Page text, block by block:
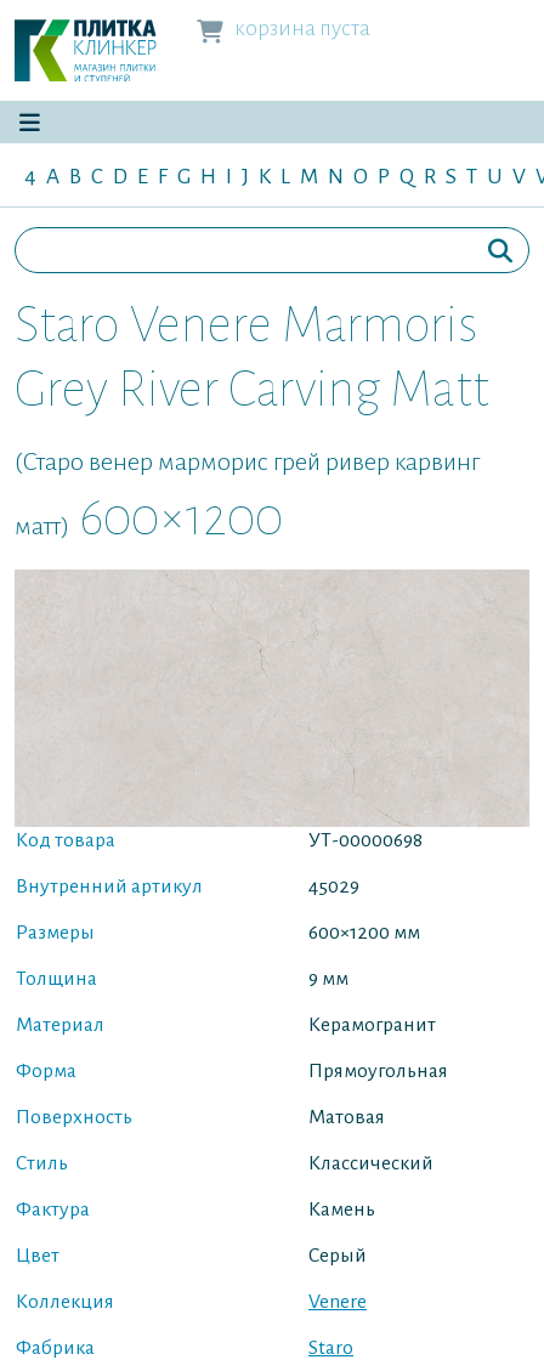
корзина пуста
4 A B C D E F G H I J K L M N O P Q R S T U V
Staro Venere Marmoris
Grey River Carving Matt
(Старо венер марморис грей ривер карвинг
матт) 600×1200
Код товара УТ-00000698
Внутренний артикул 45029
Размеры 600×1200 мм
Толщина 9 мм
Материал Керамогранит
Форма Прямоугольная
Поверхность Матовая
Стиль Классический
Фактура Камень
Цвет Серый
Коллекция Venere
Фабрика Staro